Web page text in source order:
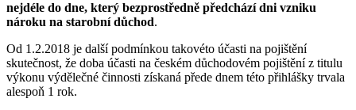
nejdéle do dne, který bezprostředně předchází dni vzniku
nároku na starobní důchod.
Od 1.2.2018 je další podmínkou takovéto účasti na pojištění
skutečnost, že doba účasti na českém důchodovém pojištění z titulu
výkonu výdělečné činnosti získaná přede dnem této přihlášky trvala
alespoň 1 rok.